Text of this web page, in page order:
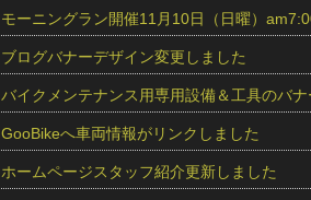
モーニングラン開催11月10日（日曜）
ブログバナーデザイン変更しました
バイクメンテナンス用専用設備＆工具のバ
GooBikeへ車両情報がリンクしました
ホームページスタッフ紹介更新しました